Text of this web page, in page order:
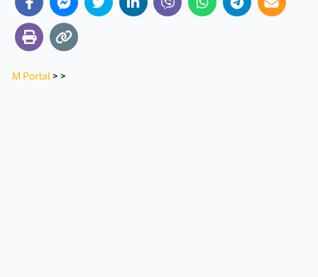
M Portal > >